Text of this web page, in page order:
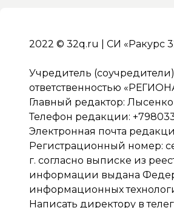
2022 © 32q.ru | СИ «Ракурс
Учредитель
ответственностью
Главный редактор:
Телефон редакции:
Электронная почта
Регистрационный номер:
г. согласно выписке из
информации выдана
информационных
Написать директору в